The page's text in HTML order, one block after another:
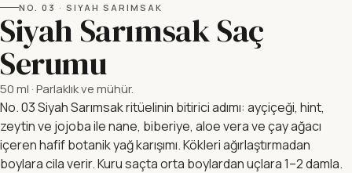
NO. 03 · SIYAH SARIMSAK
Siyah Sarımsak Saç
Serumu
50 ml ·Parlaklık ve mühür.
No. 03 Siyah Sarımsak ritüelinin bitirici adımı: ayçiçeği, hint,
zeytin ve jojoba ile nane, biberiye, aloe vera ve çay ağacı
içeren hafif botanik yağ karışımı. Kökleri ağırlaştırmadan
boylara cila verir. Kuru saçta orta boylardan uçlara 1–2 damla.